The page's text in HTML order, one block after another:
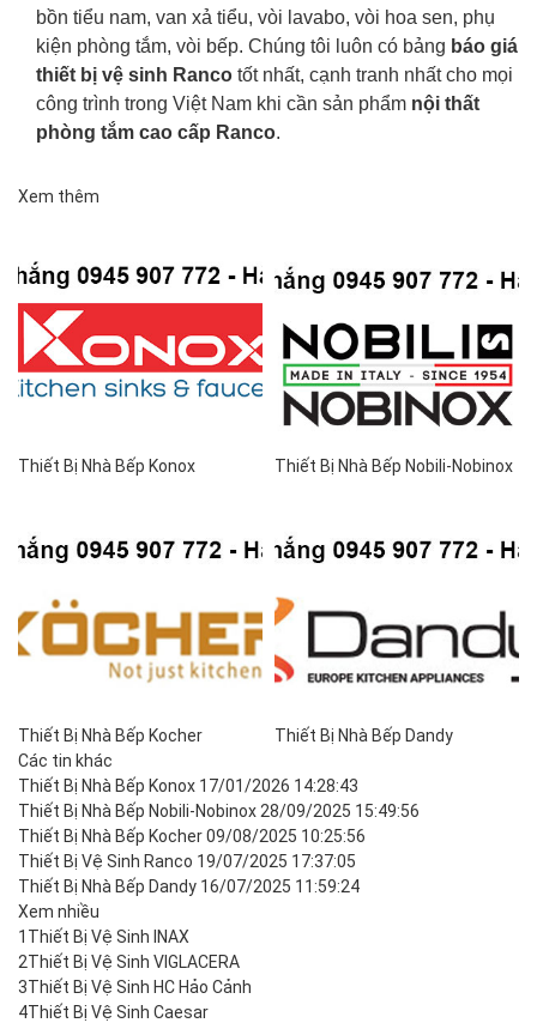
bồn tiểu nam, van xả tiểu, vòi lavabo, vòi hoa sen, phụ
kiện phòng tắm, vòi bếp. Chúng tôi luôn có bảng báo giá
thiết bị vệ sinh Ranco tốt nhất, cạnh tranh nhất cho mọi
công trình trong Việt Nam khi cần sản phẩm nội thất
phòng tắm cao cấp Ranco.
Xem thêm
Thiết Bị Nhà Bếp Konox Thiết Bị Nhà Bếp Nobili-Nobinox
Thiết Bị Nhà Bếp Kocher
Thiết Bị Nhà Bếp Dandy
Các tin khác
Thiết Bị Nhà Bếp Konox 17/01/2026 14:28:43
Thiết Bị Nhà Bếp Nobili-Nobinox 28/09/2025 15:49:56
Thiết Bị Nhà Bếp Kocher09/08/2025 10:25:56
Thiết Bị Vệ Sinh Ranco 19/07/2025 17:37:05
Thiết Bị Nhà Bếp Dandy 16/07/2025 11:59:24
Xem nhiều
1 Thiết Bị Vệ Sinh INAX
2Thiết Bị Vệ Sinh VIGLACERA
3Thiết Bị Vệ Sinh HC Hảo Cảnh
4Thiết Bị Vệ Sinh Caesar